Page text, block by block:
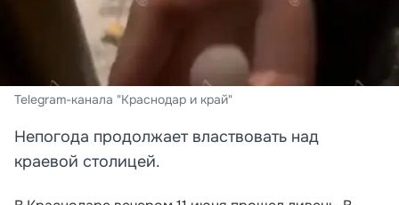
Telegram-канала "Краснодар и край"
Непогода продолжает властвовать над
краевой столицей.